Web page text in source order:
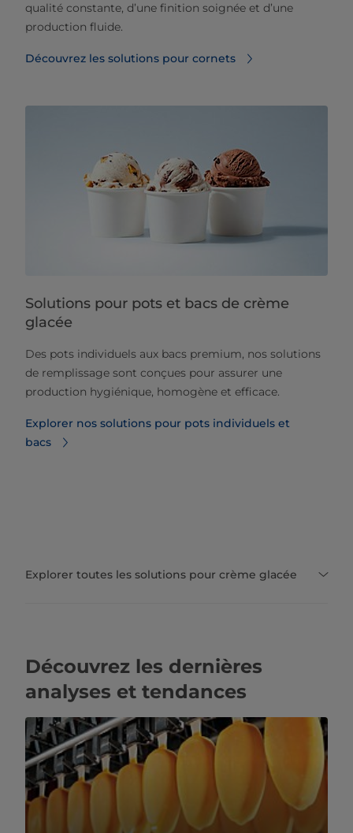
qualité constante, d’une finition soignée et d’une
production fluide.
Découvrez les solutions pour cornets
Solutions pour pots et bacs de crème
glacée
Des pots individuels aux bacs premium, nos solutions
de remplissage sont conçues pour assurer une
production hygiénique, homogène et efficace.
Explorer nos solutions pour pots individuels et
bacs
Explorer toutes les solutions pour crème glacée
Découvrez les dernières
analyses et tendances